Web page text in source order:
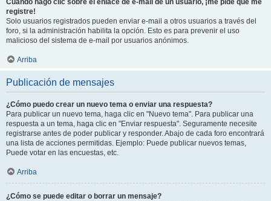
Cuando hago clic sobre el enlace de e-mail de un usuario, ¡me pide que me
registre!
Solo usuarios registrados pueden enviar e-mail a otros usuarios a través del
foro, si la administración habilita la opción. Esto es para prevenir el uso
malicioso del sistema de e-mail por usuarios anónimos.
Arriba
Publicación de mensajes
¿Cómo puedo crear un nuevo tema o enviar una respuesta?
Para publicar un nuevo tema, haga clic en "Nuevo tema". Para publicar una
respuesta a un tema, haga clic en "Enviar respuesta". Seguramente necesite
registrarse antes de poder publicar y responder. Abajo de cada foro encontrará
una lista de acciones permitidas. Ejemplo: Puede publicar nuevos temas,
Puede votar en las encuestas, etc.
Arriba
¿Cómo se puede editar o borrar un mensaje?